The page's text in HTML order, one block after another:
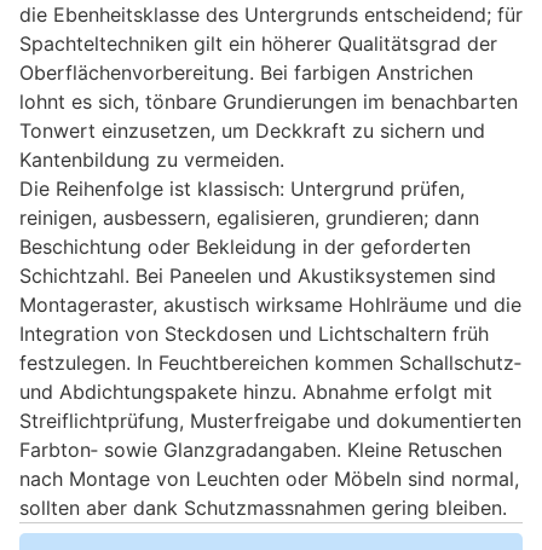
die Ebenheitsklasse des Untergrunds entscheidend; für
Spachteltechniken gilt ein höherer Qualitätsgrad der
Oberflächenvorbereitung. Bei farbigen Anstrichen
lohnt es sich, tönbare Grundierungen im benachbarten
Tonwert einzusetzen, um Deckkraft zu sichern und
Kantenbildung zu vermeiden.
Die Reihenfolge ist klassisch: Untergrund prüfen,
reinigen, ausbessern, egalisieren, grundieren; dann
Beschichtung oder Bekleidung in der geforderten
Schichtzahl. Bei Paneelen und Akustiksystemen sind
Montageraster, akustisch wirksame Hohlräume und die
Integration von Steckdosen und Lichtschaltern früh
festzulegen. In Feuchtbereichen kommen Schallschutz‑
und Abdichtungspakete hinzu. Abnahme erfolgt mit
Streiflichtprüfung, Musterfreigabe und dokumentierten
Farbton‑ sowie Glanzgradangaben. Kleine Retuschen
nach Montage von Leuchten oder Möbeln sind normal,
sollten aber dank Schutzmassnahmen gering bleiben.